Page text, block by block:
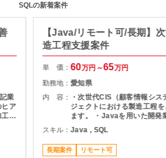
SQLの新着案件
業
ヒア
・
【Java/リモート可/長期】
造工程支援案件
単 価：60万円～65万円
勤務地：愛知県
内 容：
・次世代CIS（顧客情報シス
ジェクトにおける製造工程
ます。 ・Javaを用いた開発
施（Junit） ・Oracle環境で
程を中心とした開発支援
スキル：Java , SQL
長期案件 リモート可